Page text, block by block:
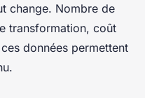
change. Nombre de
transformation, coût
données permettent